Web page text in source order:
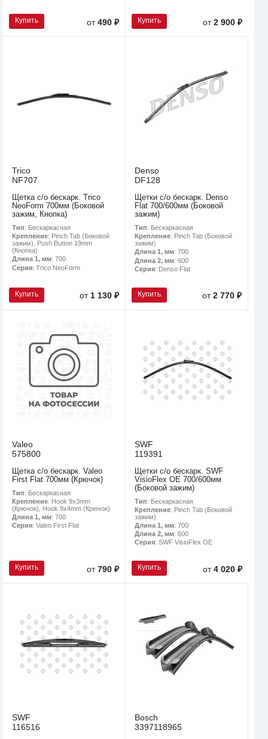
Купить от490 ₽ Купить от2 900 ₽
Trico
NF707
Щетка с/о бескарк. Trico
NeoForm 700мм (Боковой
зажим, Кнопка)
Тип: Бескаркасная
Крепление: Pinch Tab (Боковой
зажим), Push Button 19mm
(Кнопка)
Длина 1, мм: 700
Серия: Trico NeoForm
Купить от1 130 ₽
Denso
DF128
Щетки с/о бескарк. Denso
Flat 700/600мм (Боковой
зажим)
Тип: Бескаркасная
Крепление: Pinch Tab (Боковой
зажим)
Длина 1, мм: 700
Длина 2, мм: 600
Серия: Denso Flat
Купить от2 770 ₽
Valeo
575800
Щетка с/о бескарк. Valeo
First Flat 700мм (Крючок)
Тип: Бескаркасная
Крепление: Hook 9x3mm
(Крючок), Hook 9x4mm (Крючок)
Длина 1, мм: 700
Серия: Valeo First Flat
Купить от790 ₽
SWF
119391
Щетки с/о бескарк. SWF
VisioFlex OE 700/600мм
(Боковой зажим)
Тип: Бескаркасная
Крепление: Pinch Tab (Боковой
зажим)
Длина 1, мм: 700
Длина 2, мм: 600
Серия: SWF VisioFlex OE
Купить от4 020 ₽
SWF
116516
Bosch
3397118965